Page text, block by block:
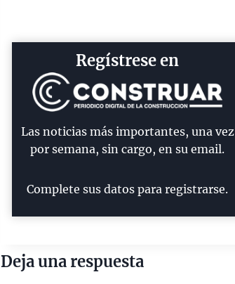
Regístrese en
Las noticias más importantes, una vez
por semana, sin cargo, en su email.
Complete sus datos para registrarse.
Deja una respuesta